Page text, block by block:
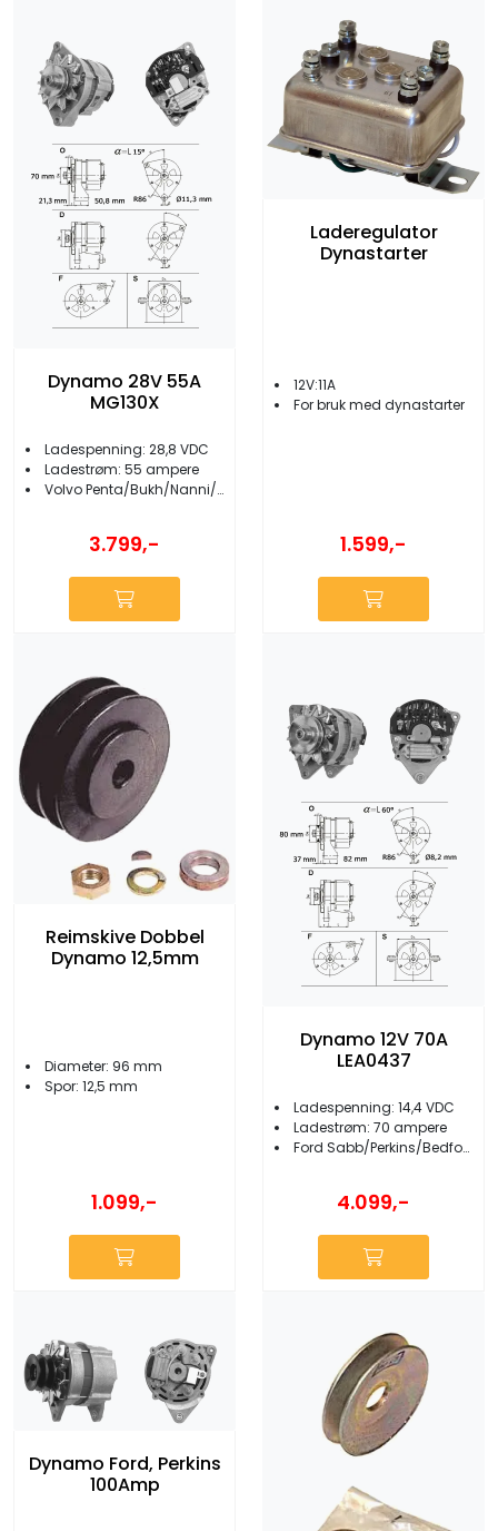
Dynamo 28V 55A
MG130X
Ladespenning: 28,8 VDC
Ladestrøm: 55 ampere
Volvo Penta/Bukh/Nanni/Sabb m.fl.
3.799,-
Laderegulator
Dynastarter
12V:11A
For bruk med dynastarter
1.599,-
Reimskive Dobbel
Dynamo 12,5mm
Diameter: 96 mm
Spor: 12,5 mm
1.099,-
Dynamo 12V 70A
LEA0437
Ladespenning: 14,4 VDC
Ladestrøm: 70 ampere
Ford Sabb/Perkins/Bedford Marine/Leyland BMC
4.099,-
Dynamo Ford, Perkins
100Amp